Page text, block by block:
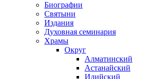
Биографии
Святыни
Издания
Духовная семинария
Храмы
Округ
Алматинский
Астанайский
Илийский